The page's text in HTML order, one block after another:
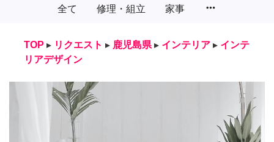
全て 修理・組立 家事 more_horiz
TOP ▸ リクエスト ▸ 鹿児島県 ▸ インテリア ▸ インテ
リアデザイン